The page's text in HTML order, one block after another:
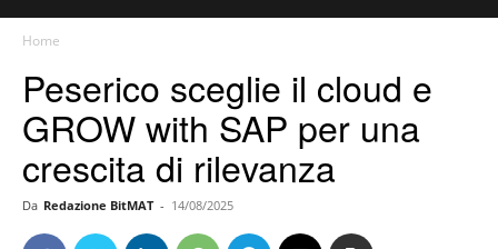
Home
Peserico sceglie il cloud e
GROW with SAP per una
crescita di rilevanza
Da Redazione BitMAT - 14/08/2025